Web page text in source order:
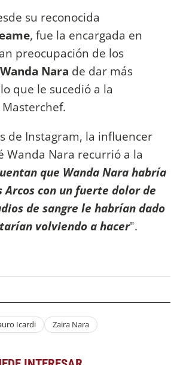
su reconocida
, fue la encargada en
preocupación de los
Wanda Nara de dar más
que le sucedió a la
de Instagram, la influencer
Wanda Nara recurrió a la
que Wanda Nara habría
Arcos con un fuerte dolor de
de sangre le habrían dado
volviendo a hacer".
Icardi Zaira Nara